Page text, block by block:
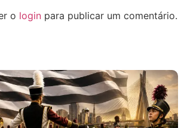
o login para publicar um comentário.